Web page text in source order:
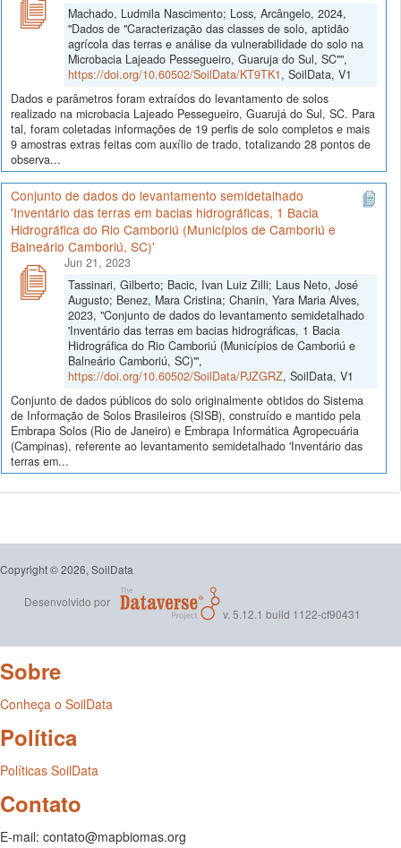
Machado, Ludmila Nascimento; Loss, Arcângelo, 2024,
"Dados de "Caracterização das classes de solo, aptidão
agrícola das terras e análise da vulnerabilidade do solo na
Microbacia Lajeado Pessegueiro, Guaruja do Sul, SC"",
https://doi.org/10.60502/SoilData/KT9TK1, SoilData, V1
Dados e parâmetros foram extraídos do levantamento de solos
realizado na microbacia Lajeado Pessegueiro, Guarujá do Sul, SC. Para
tal, foram coletadas informações de 19 perfis de solo completos e mais
9 amostras extras feitas com auxílio de trado, totalizando 28 pontos de
observa...
Conjunto de dados do levantamento semidetalhado
'Inventário das terras em bacias hidrográficas, 1 Bacia
Hidrográfica do Rio Camboriú (Municípios de Camboriú e
Balneário Camboriú, SC)'
Jun 21, 2023
Tassinari, Gilberto; Bacic, Ivan Luiz Zilli; Laus Neto, José
Augusto; Benez, Mara Cristina; Chanin, Yara Maria Alves,
2023, "Conjunto de dados do levantamento semidetalhado
'Inventário das terras em bacias hidrográficas, 1 Bacia
Hidrográfica do Rio Camboriú (Municípios de Camboriú e
Balneário Camboriú, SC)'",
https://doi.org/10.60502/SoilData/PJZGRZ, SoilData, V1
Conjunto de dados públicos do solo originalmente obtidos do Sistema
de Informação de Solos Brasileiros (SISB), construído e mantido pela
Embrapa Solos (Rio de Janeiro) e Embrapa Informática Agropecuária
(Campinas), referente ao levantamento semidetalhado 'Inventário das
terras em...
Copyright © 2026, SoilData
Desenvolvido por
v. 5.12.1 build 1122-cf90431
Sobre
Conheça o SoilData
Política
Políticas SoilData
Contato
E-mail: contato@mapbiomas.org